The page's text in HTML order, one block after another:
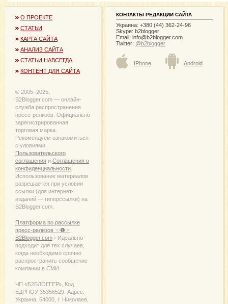
О ПРОЕКТЕ
СТАТЬИ
КАРТА САЙТА
АНАЛИЗ САЙТА
СТАТЬИ НАВСЕГДА
КОНТЕНТ ДЛЯ САЙТА
© 2005−2025,
B2Blogger.com — онлайн-
служба распространения
пресс-релизов. Официально
зарегистрированная
торговая марка.
Рекомендуем ознакомиться
с уловиями
Пользовательского
соглашения и Соглашения о
конфиденциальности.
Использование материалов
разрешается при условии
ссылки (для интернет-
изданий — гиперссылки) на
B2Blogger.com.
Платформа по рассылке
пресс-релизов ☜❶☞
B2Blogger.com › Идеально
подходит для тех случаев,
когда необходимо срочно
распространить сообщение
компании в СМИ.
ЧП «Б2БЛОГГЕР», Код
ЕДРПОУ 35356529. Адрес:
Украина, 54000, г. Николаев,
КОНТАКТЫ РЕДАКЦИИ САЙТА
Украина: +380 (44) 362-24-96
Skype: b2blogger
Email: info@b2blogger.com
Twitter: @b2blogger
IPhone Android